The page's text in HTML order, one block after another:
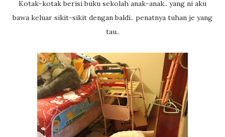
Kotak-kotak berisi buku sekolah anak-anak.. yang ni aku
bawa keluar sikit-sikit dengan baldi.. penatnya tuhan je yang
tau..